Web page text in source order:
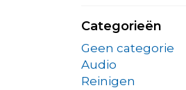
Categorieën
Geen categorie
Audio
Reinigen